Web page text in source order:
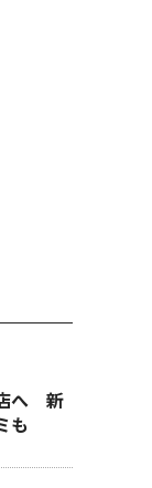
へ 新
も